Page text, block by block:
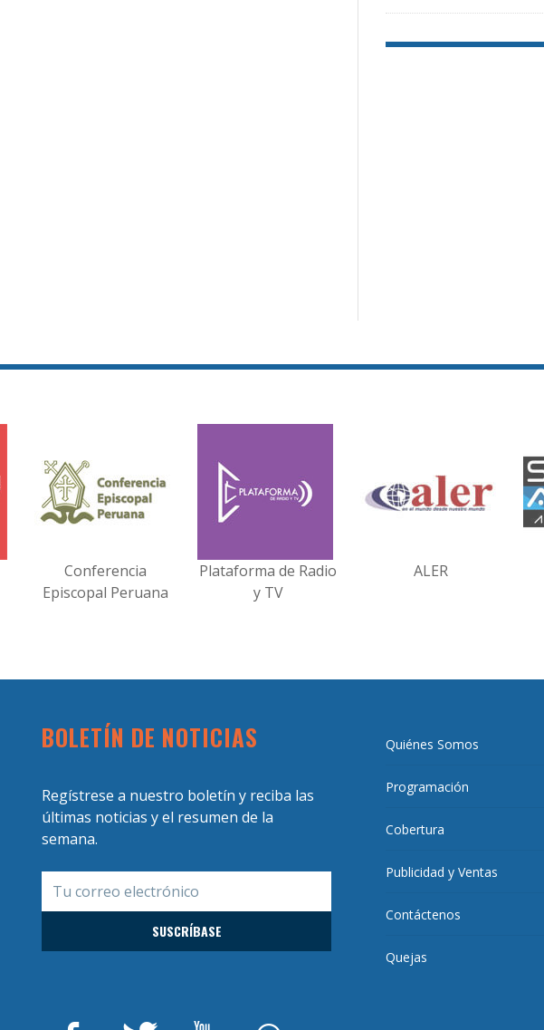
Conferencia
Episcopal Peruana
Plataforma de Radio
y TV
ALER
BOLETÍN DE NOTICIAS
Regístrese a nuestro boletín y reciba las
últimas noticias y el resumen de la
semana.
Quiénes Somos
Programación
Cobertura
Publicidad y Ventas
Contáctenos
Quejas